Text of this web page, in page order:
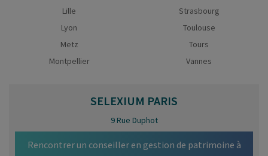
Lille
Lyon
Metz
Montpellier
Strasbourg
Toulouse
Tours
Vannes
SELEXIUM PARIS
9 Rue Duphot
Rencontrer un conseiller en gestion de patrimoine à